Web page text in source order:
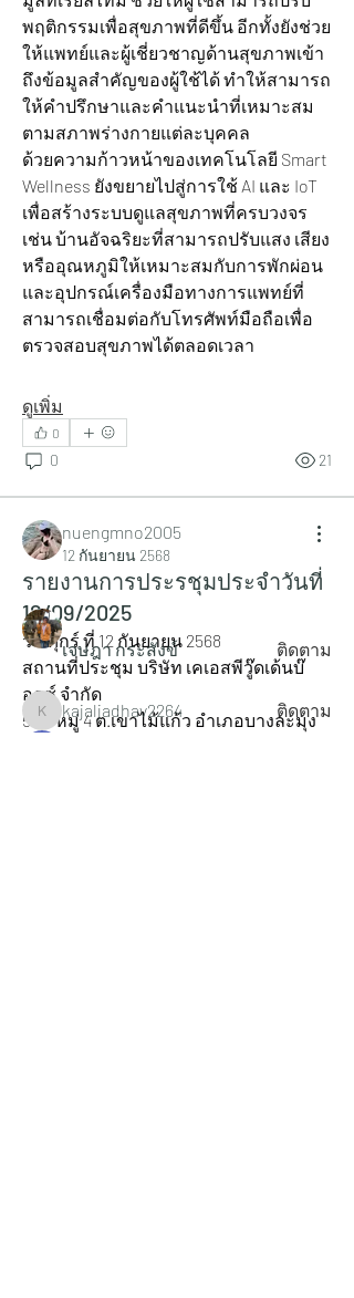
พฤติกรรมเพื่อสุขภาพที่ดีขึ้น อีกทั้งยังช่วย
ให้แพทย์และผู้เชี่ยวชาญด้านสุขภาพเข้า
ถึงข้อมูลสำคัญของผู้ใช้ได้ ทำให้สามารถ
ให้คำปรึกษาและคำแนะนำที่เหมาะสม
ตามสภาพร่างกายแต่ละบุคคล
ด้วยความก้าวหน้าของเทคโนโลยี Smart
Wellness ยังขยายไปสู่การใช้ AI และ IoT
เพื่อสร้างระบบดูแลสุขภาพที่ครบวงจร
เช่น บ้านอัจฉริยะที่สามารถปรับแสง เสียง
หรืออุณหภูมิให้เหมาะสมกับการพักผ่อน
และอุปกรณ์เครื่องมือทางการแพทย์ที่
สามารถเชื่อมต่อกับโทรศัพท์มือถือเพื่อ
ตรวจสอบสุขภาพได้ตลอดเวลา
ดูเพิ่ม
0
0 21
nuengmno2005
12 กันยายน 2568
รายงานการประรชุมประจำวันที่
12/09/2025
วัน ศุกร์ ที่ 12 กันยายน 2568
สถานที่ประชุม บริษัท เคเอสพีวู๊ดเด้นบ๊
อกซ์ จำกัด
55/1 หมู่ 4 ต.เขาไม้แก้ว อำเภอบางละมุง
เกี่ยวกับ
บันทึกรายงานการประชุมสำหรับเป็น
ข้อมูลย้อนหลังติดตามการทำงานห...
อ่านเพิ่มเติม
คน
เจษฎา กระสังข์ ติดตาม
kajaljadhav2264
kajaljadhav2264 ติดตาม